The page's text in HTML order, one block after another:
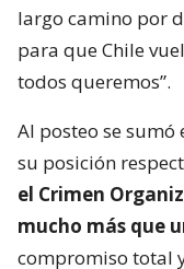
largo camino por
para que Chile
todos queremos”.
Al posteo se sumó
su posición
el Crimen
mucho más que
compromiso total